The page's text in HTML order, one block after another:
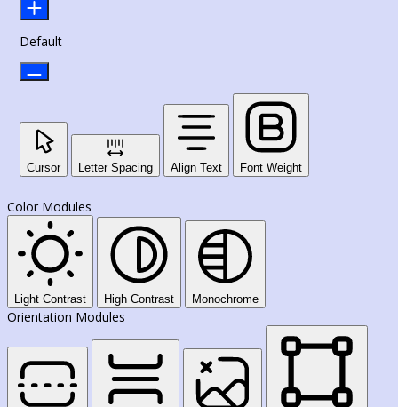
Default
Cursor Letter Spacing Align Text Font Weight
Color Modules
Light Contrast High Contrast Monochrome
Orientation Modules